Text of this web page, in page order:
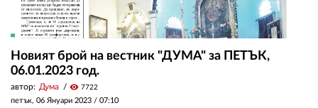
Новият брой на вестник "ДУМА" за ПЕТЪК,
06.01.2023 год.
автор: Дума visibility 7722
петък, 06 Януари 2023 / 07:10